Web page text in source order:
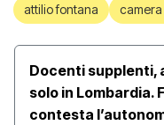
attilio fontana
Docenti supplenti,
solo in Lombardia.
contesta